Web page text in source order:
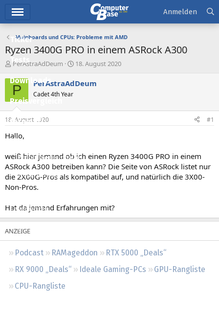
Ticker
Tests
Downloads
Preisvergleich
Forum
Aktuelles
Empfohlene Inhalte
Neue Beiträge
Neueste Aktivitäten
Leserartikel
Podcast RAMageddon
RTX 5000 „Deals“
RX 9000 „Deals“
Ideale Gaming-PCs
GPU-Rangliste
CPU-Rangliste
Anmelden
Mainboards und CPUs: Probleme mit AMD
Ryzen 3400G PRO in einem ASRock A300
E
s
e
e
r
PerAstraAdDeum
E
s
t
18. August 2020
P PerAstraAdDeum
Cadet 4th Year
18. August 2020 #1
Hallo,
weiß hier jemand ob ich einen Ryzen 3400G PRO in einem
ASRock A300 betreiben kann? Die Seite von ASRock listet nur
die 2X00G-Pros als kompatibel auf, und natürlich die 3X00-
Non-Pros.
Hat da jemand Erfahrungen mit?